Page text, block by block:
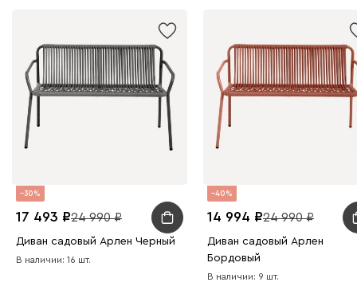
30
17 493 24 990
Диван садовый Арлен Черный
В наличии: 16 шт.
40
14 994 24 990
Диван садовый Арлен
Бордовый
В наличии: 9 шт.